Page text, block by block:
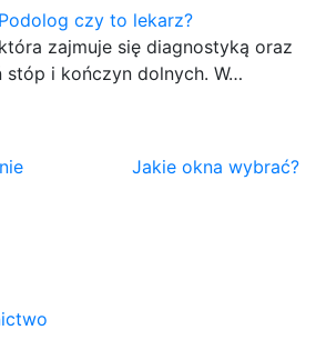
Podolog czy to lekarz?
zajmuje się diagnostyką oraz
stóp i kończyn dolnych. W…
Jakie okna wybrać?